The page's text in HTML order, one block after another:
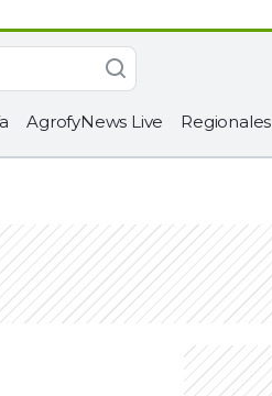
AgrofyNews Live Regionales